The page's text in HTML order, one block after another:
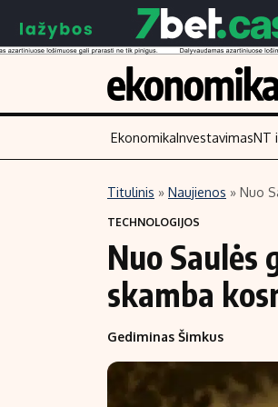
Turinys
Naujienos
Aplinka
Verslas
Energetika
Ekonomika
EkonomikaInvestavimasNT
Titulinis » Naujienos » Nuo
TECHNOLOGIJOS
Nuo Saulės
skamba
Gediminas Šimkus